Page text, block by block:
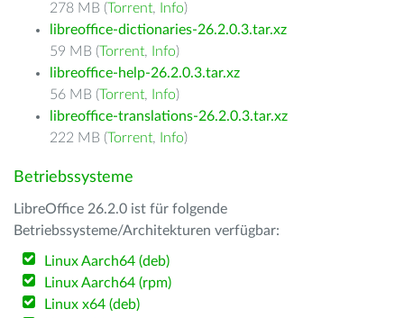
278 MB (Torrent, Info)
libreoffice-dictionaries-26.2.0.3.tar.xz
59 MB (Torrent, Info)
libreoffice-help-26.2.0.3.tar.xz
56 MB (Torrent, Info)
libreoffice-translations-26.2.0.3.tar.xz
222 MB (Torrent, Info)
Betriebssysteme
LibreOffice 26.2.0 ist für folgende
Betriebssysteme/Architekturen verfügbar:
Linux Aarch64 (deb)
Linux Aarch64 (rpm)
Linux x64 (deb)